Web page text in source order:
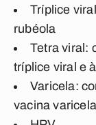
Tríplice
rubéola
Tetra viral:
tríplice viral e
Varicela:
vacina varicela